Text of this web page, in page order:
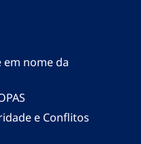
em nome da
e Conflitos